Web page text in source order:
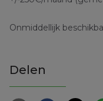
Onmiddellijk
Delen